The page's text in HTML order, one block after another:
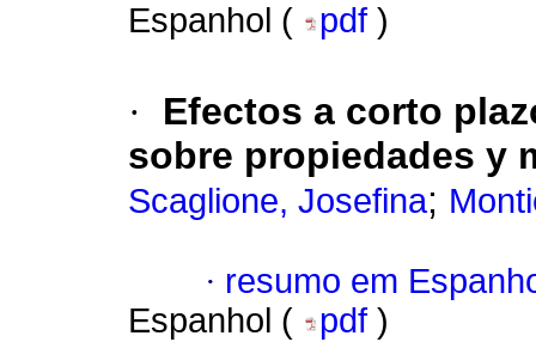
Espanhol (
pdf )
·
Efectos a corto
sobre propiedades y
Scaglione, Josefina;
· resumo em
Espanhol (
pdf )